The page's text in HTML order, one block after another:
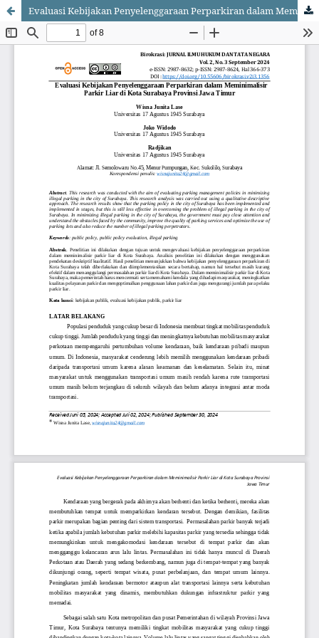
Evaluasi Kebijakan Penyelenggaraan Perparkiran dalam Meminimalisir Parkir Liar di Kota Surabaya Provinsi Jawa Timur